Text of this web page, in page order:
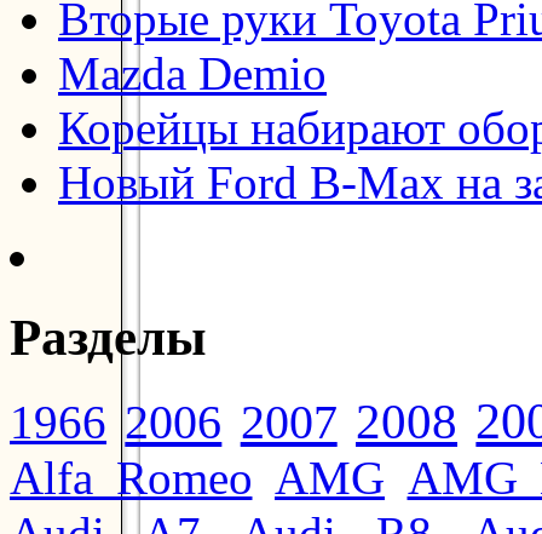
Вторые руки Toyota
Mazda Demio
Корейцы набирают
Новый Ford B-Max на
Разделы
1966 2006 2007 2008
Alfa Romeo AMG AMG